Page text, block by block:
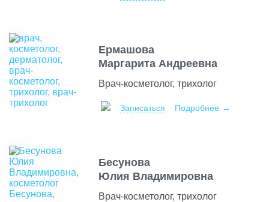
Ермашова
Маргарита Андреевна
Врач-косметолог, трихолог
Записаться Подробнее
Бесунова
Юлия Владимировна
Врач-косметолог, трихолог